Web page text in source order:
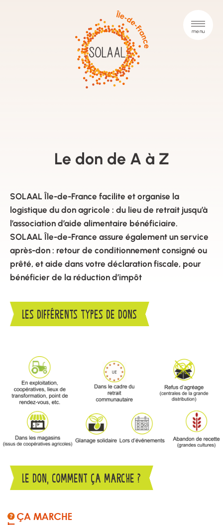
Le don de A à Z
SOLAAL Île-de-France facilite et organise la
logistique du don agricole : du lieu de retrait jusqu’à
l’association d’aide alimentaire bénéficiaire.
SOLAAL Île-de-France assure également un service
après-don : retour de conditionnement consigné ou
prêté, et aide dans votre déclaration fiscale, pour
bénéficier de la réduction d’impôt
LES DIFFÉRENTS TYPES DE DONS
LE DON, COMMENT ÇA MARCHE ?